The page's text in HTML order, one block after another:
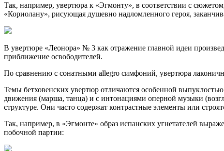
Так, например, увертюра к «Эгмонту», в соответствии с
«Кориолану», рисующая душевно надломленного героя,
В увертюре «Леонора» № 3 как отражение главной идеи
приближе­ние освободителей.
По сравнению с сонатными allegro симфоний, увертюра
Темы бетховенских увертюр отличаются особенной
движе­ния (марша, танца) и с интонациями оперной музыки
структуре. Они часто содержат контрастные элементы или
Так, например, в «Эгмонте» образ испанских угнетателей
по­бочной партии: